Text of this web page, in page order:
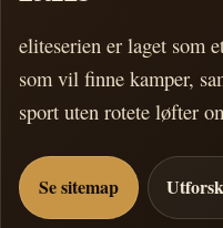
eliteserien er laget som
som vil finne kamper,
sport uten rotete løfter
Se sitemap